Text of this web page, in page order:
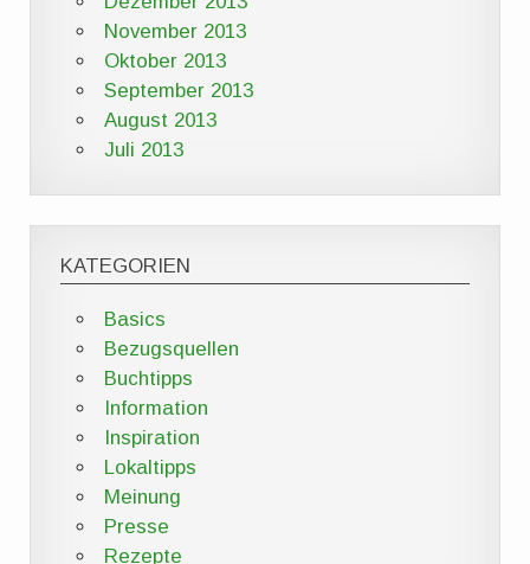
November 2013
Oktober 2013
September 2013
August 2013
Juli 2013
KATEGORIEN
Basics
Bezugsquellen
Buchtipps
Information
Inspiration
Lokaltipps
Meinung
Presse
Rezepte